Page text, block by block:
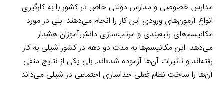
مدارس خصوصی و مدارس دولتی خاص در کشور با به کارگیری
انواع آزمون‌های ورودی این کار را انجام می‌دهند. بلی در مورد
مکانیسم‌های رتبه‌بندی و مرتب‌سازی دانش‌آموزان هشدار
می‌دهد. این مکانیسم‌ها به مدت دو دهه در کشور شیلی به کار
رفته‌اند و تاثیرات آن‌ها آزموده شده‌اند. بلی یکی از نتایج منفی
آن‌ها را ساخت نظام فعلی جداسازی اجتماعی در شیلی می‌داند.